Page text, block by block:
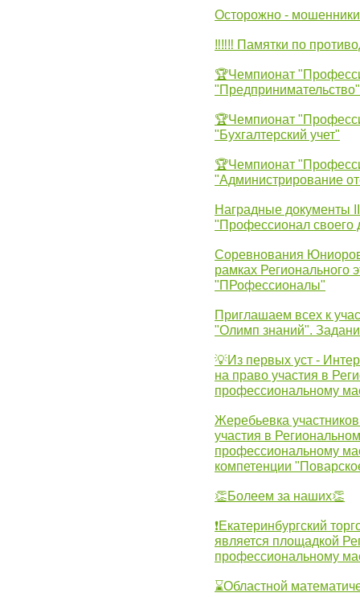
Осторожно -
‼‼‼ Памятки по
🏆Чемпионат
"Предпринимательство"
🏆Чемпионат
"Бухгалтерский учет"
🏆Чемпионат
"Администрирование
Наградные документы
"Профессионал своего
Соревнования
рамках Регионального
"ПРофессионалы"
Приглашаем всех к
"Олимп знаний".
💡Из первых уст -
на право участия в
профессиональному
Жеребьевка
участия в
профессиональному
компетенции
👏Болеем за наших👏
❗Екатеринбургский
является площадкой
профессиональному
⌛Областной